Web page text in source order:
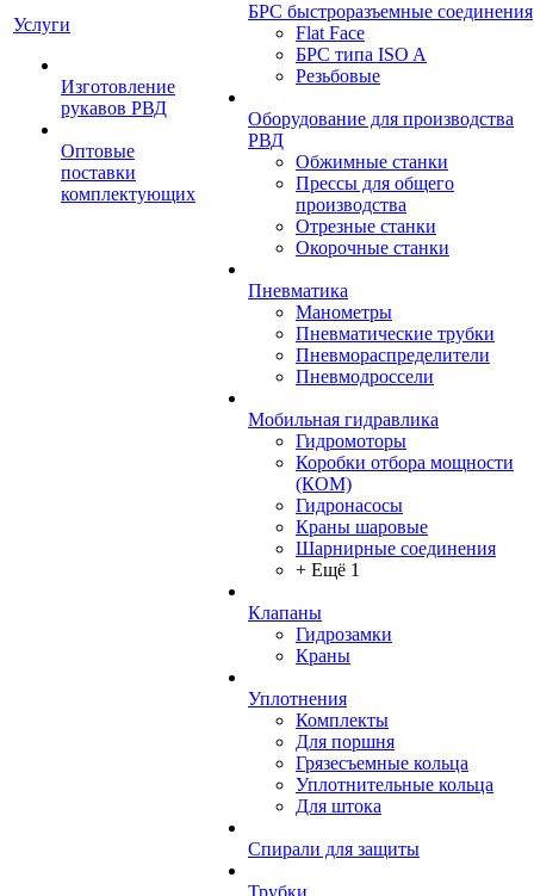
Услуги
Изготовление
рукавов РВД
Оптовые
поставки
комплектующих
БРС быстроразъемные соединения
Flat Face
БРС типа ISO A
Резьбовые
Оборудование для производства
РВД
Обжимные станки
Прессы для общего
производства
Отрезные станки
Окорочные станки
Пневматика
Манометры
Пневматические трубки
Пневмораспределители
Пневмодроссели
Мобильная гидравлика
Гидромоторы
Коробки отбора мощности
(КОМ)
Гидронасосы
Краны шаровые
Шарнирные соединения
+ Ещё 1
Клапаны
Гидрозамки
Краны
Уплотнения
Комплекты
Для поршня
Грязесъемные кольца
Уплотнительные кольца
Для штока
Спирали для защиты
Трубки